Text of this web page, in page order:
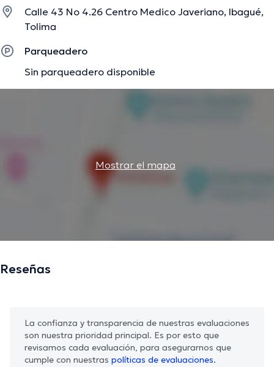
Calle 43 No 4.26 Centro Medico Javeriano, Ibagué,
Tolima
Parqueadero
Sin parqueadero disponible
Mostrar el mapa
Reseñas
La confianza y transparencia de nuestras evaluaciones
son nuestra prioridad principal. Es por esto que
revisamos cada evaluación, para asegurarnos que
cumple con nuestras políticas de evaluaciones.